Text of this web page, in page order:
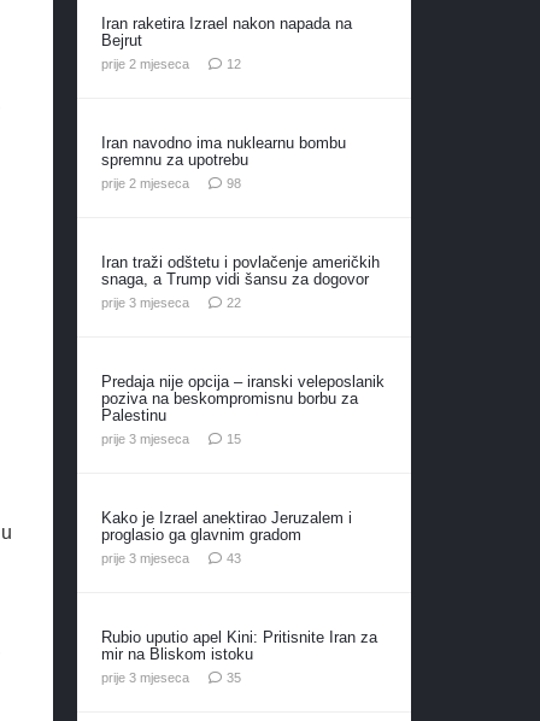
Iran raketira Izrael nakon napada na
Bejrut
prije 2 mjeseca 12komentara
Iran navodno ima nuklearnu bombu
spremnu za upotrebu
prije 2 mjeseca 98komentara
Iran traži odštetu i povlačenje američkih
snaga, a Trump vidi šansu za dogovor
prije 3 mjeseca 22komentara
Predaja nije opcija – iranski veleposlanik
poziva na beskompromisnu borbu za
Palestinu
prije 3 mjeseca 15komentara
Kako je Izrael anektirao Jeruzalem i
proglasio ga glavnim gradom
prije 3 mjeseca 43komentara
Rubio uputio apel Kini: Pritisnite Iran za
mir na Bliskom istoku
prije 3 mjeseca 35komentara